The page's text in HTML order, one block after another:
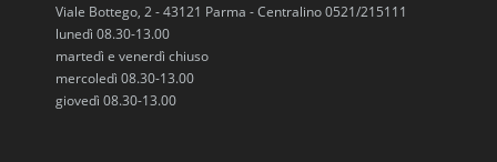
Viale Bottego, 2 - 43121 Parma - Centralino 0521/215111
lunedì 08.30-13.00
martedì e venerdì chiuso
mercoledì 08.30-13.00
giovedì 08.30-13.00